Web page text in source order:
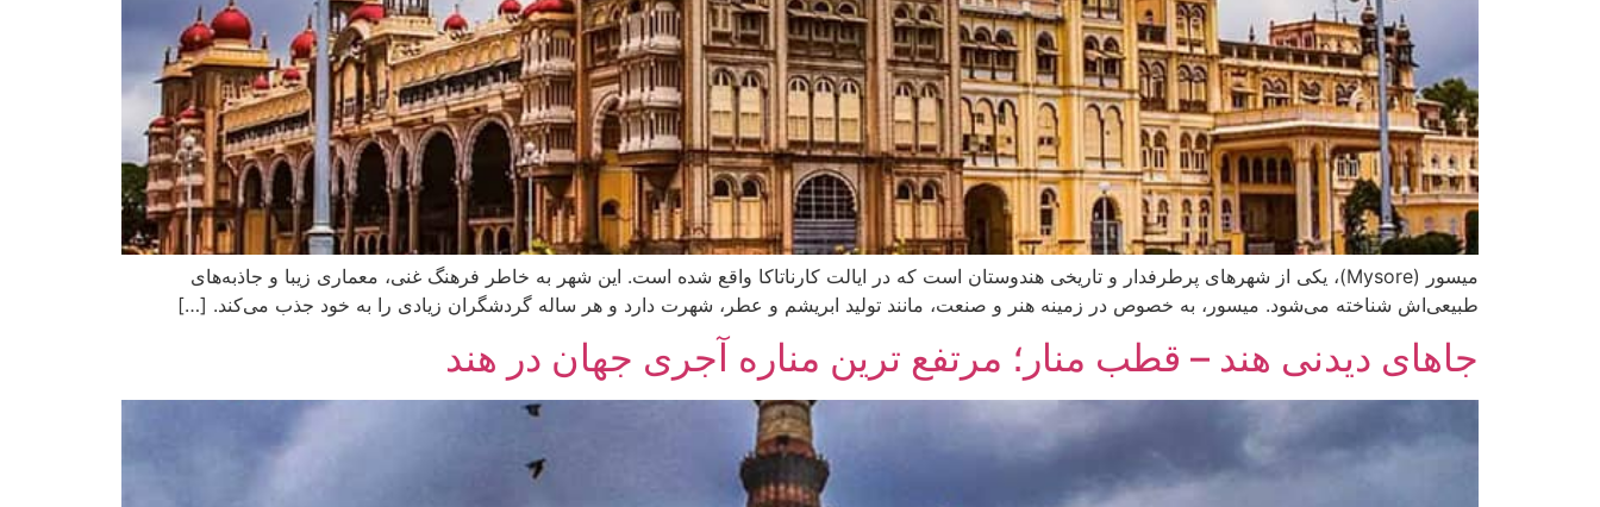
میسور (Mysore)، یکی از شهرهای پرطرفدار و تاریخی هندوستان است که در ایالت کارناتاکا واقع شده است. این شهر به خاطر فرهنگ غنی، معماری زیبا و جاذبه‌های
طبیعی‌اش شناخته می‌شود. میسور، به خصوص در زمینه هنر و صنعت، مانند تولید ابریشم و عطر، شهرت دارد و هر ساله گردشگران زیادی را به خود جذب می‌کند. […]
جاهای دیدنی هند – قطب منار؛ مرتفع ترین مناره آجری جهان در هند